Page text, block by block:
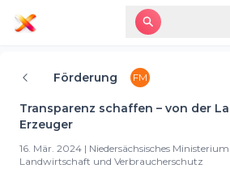
Förderung FM
Transparenz schaffen – von der
Erzeuger
16. Mär. 2024 | Niedersächsisches
Landwirtschaft und Verbraucherschutz